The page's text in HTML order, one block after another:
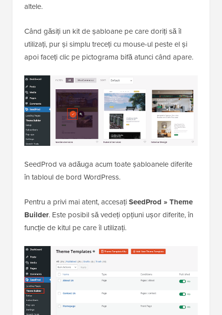
altele.
Când găsiți un kit de șabloane pe care doriți să îl
utilizați, pur și simplu treceți cu mouse-ul peste el și
apoi faceți clic pe pictograma bifă atunci când apare.
SeedProd va adăuga acum toate șabloanele diferite
în tabloul de bord WordPress.
Pentru a privi mai atent, accesațiSeedProd » Theme
Builder. Este posibil să vedeți opțiuni ușor diferite, în
funcție de kitul pe care îl utilizați.